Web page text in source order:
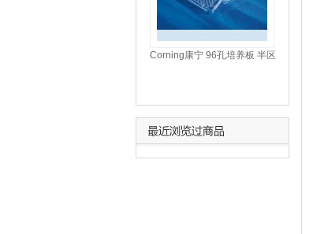
Corning康宁 96孔培养板 半区